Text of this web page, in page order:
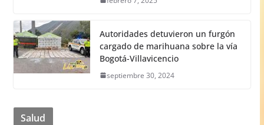
Autoridades detuvieron un furgón
cargado de marihuana sobre la vía
Bogotá-Villavicencio
septiembre 30, 2024
Salud